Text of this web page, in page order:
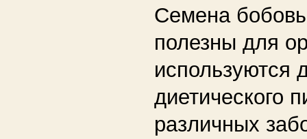
Семена
полезны для
используются
диетического
различных